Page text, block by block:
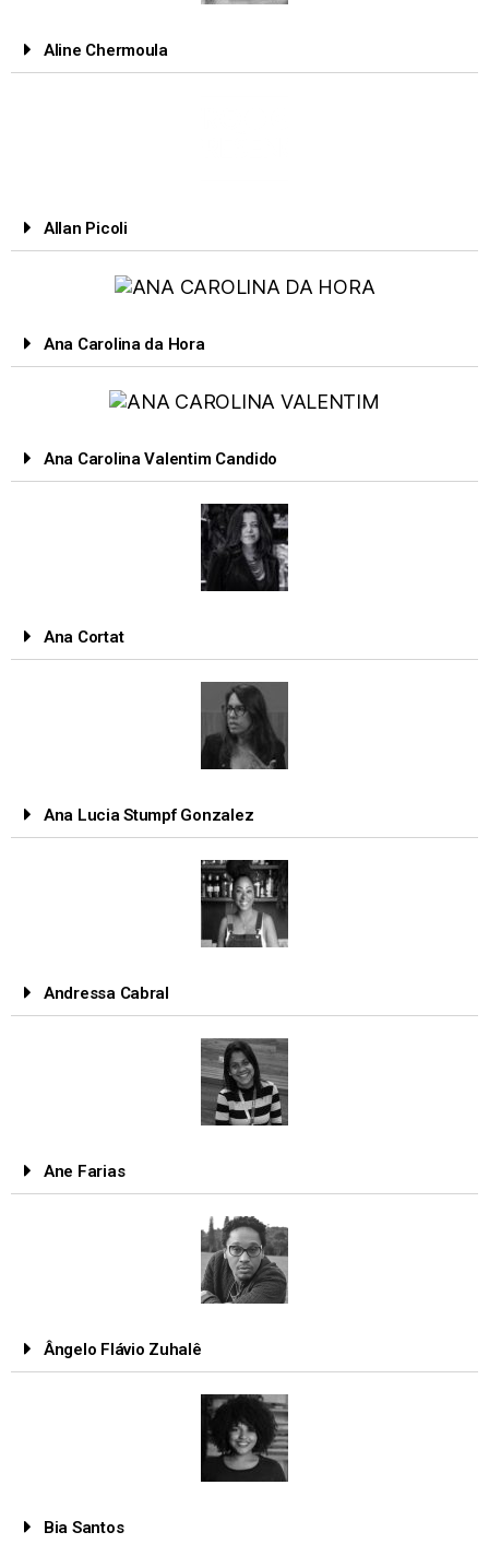
Aline Chermoula
Allan Picoli
Ana Carolina da Hora
Ana Carolina Valentim Candido
Ana Cortat
Ana Lucia Stumpf Gonzalez
Andressa Cabral
Ane Farias
Ângelo Flávio Zuhalê
Bia Santos